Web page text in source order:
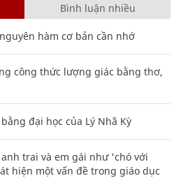
Bình luận nhiều
hàm cơ bản cần nhớ
công thức lượng giác bằng thơ,
đại học của Lý Nhã Kỳ
trai và em gái như 'chó với
hiện một vấn đề trong giáo dục